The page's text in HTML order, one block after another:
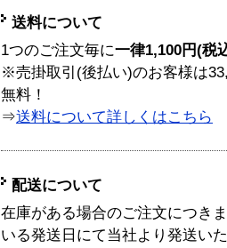
送料について
1つのご注文毎に一律1,100円(税
※売掛取引(後払い)のお客様は
無料！
⇒送料について詳しくはこちら
配送について
在庫がある場合のご注文につき
いる発送日にて当社より発送い